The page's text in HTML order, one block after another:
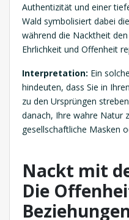
Authentizität und einer
Wald symbolisiert dabei
während die Nacktheit
Ehrlichkeit und Offenheit
Interpretation: Ein
hindeuten, dass Sie in
zu den Ursprüngen
danach, Ihre wahre Natur
gesellschaftliche Masken
Nackt mit
Die